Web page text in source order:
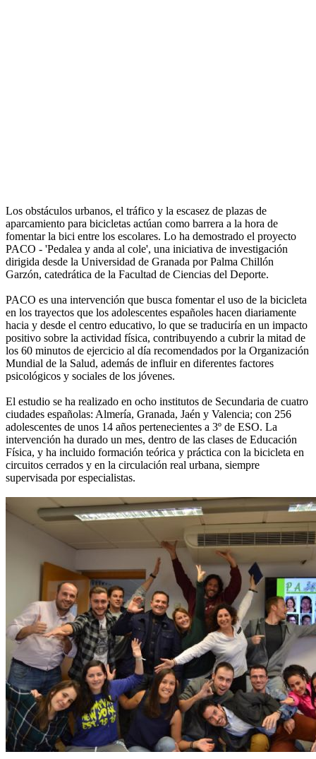
Los obstáculos urbanos, el tráfico y la escasez de plazas de
aparcamiento para bicicletas actúan como barrera a la hora de
fomentar la bici entre los escolares. Lo ha demostrado el proyecto
PACO - 'Pedalea y anda al cole', una iniciativa de investigación
dirigida desde la Universidad de Granada por Palma Chillón
Garzón, catedrática de la Facultad de Ciencias del Deporte.
PACO es una intervención que busca fomentar el uso de la bicicleta
en los trayectos que los adolescentes españoles hacen diariamente
hacia y desde el centro educativo, lo que se traduciría en un impacto
positivo sobre la actividad física, contribuyendo a cubrir la mitad de
los 60 minutos de ejercicio al día recomendados por la Organización
Mundial de la Salud, además de influir en diferentes factores
psicológicos y sociales de los jóvenes.
El estudio se ha realizado en ocho institutos de Secundaria de cuatro
ciudades españolas: Almería, Granada, Jaén y Valencia; con 256
adolescentes de unos 14 años pertenecientes a 3º de ESO. La
intervención ha durado un mes, dentro de las clases de Educación
Física, y ha incluido formación teórica y práctica con la bicicleta en
circuitos cerrados y en la circulación real urbana, siempre
supervisada por especialistas.